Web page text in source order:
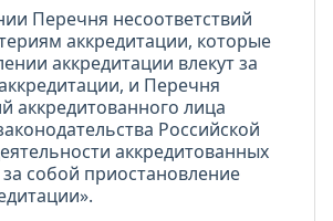
Перечня несоответствий
аккредитации, которые
аккредитации влекут за
и Перечня
аккредитованного лица
Российской
аккредитованных
собой приостановление